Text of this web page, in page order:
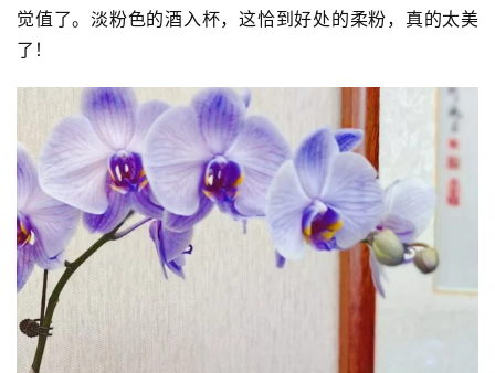
觉值了。淡粉色的酒入杯，这恰到好处的柔粉，真的太美
了！